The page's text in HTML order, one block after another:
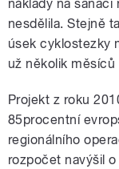
náklady na
nesdělila. Stejně
úsek cyklostezky
už několik měsíců
Projekt z roku
85procentní
regionálního
rozpočet navýšil